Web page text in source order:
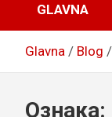
GLAVNA
Glavna Blog
Ознака: